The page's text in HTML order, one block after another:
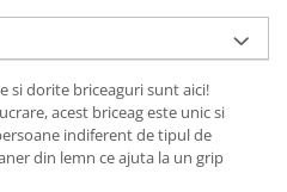
si dorite briceaguri sunt aici!
acest briceag este unic si
indiferent de tipul de
din lemn ce ajuta la un grip